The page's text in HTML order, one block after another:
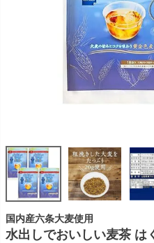
国内産六条大麦使用
水出しでおいしい麦茶